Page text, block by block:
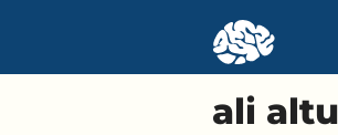
ali